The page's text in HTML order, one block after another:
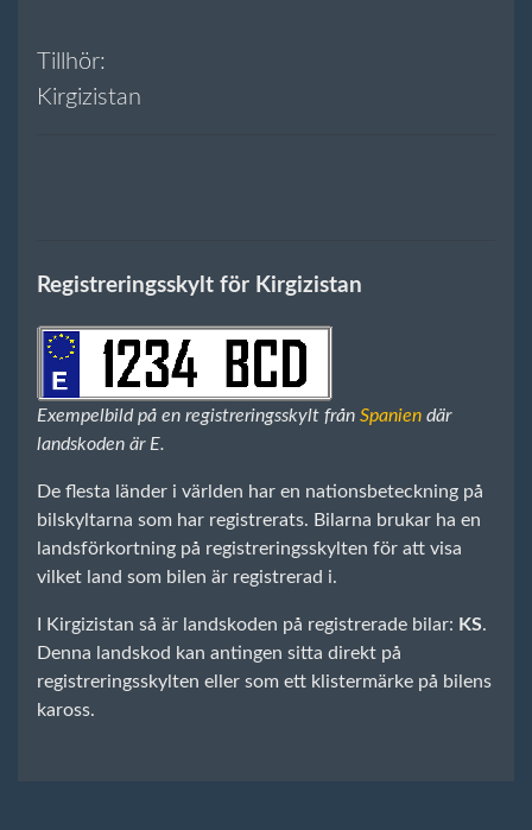
Tillhör:
Kirgizistan
Registreringsskylt för Kirgizistan
Exempelbild på en registreringsskylt från Spanien där
landskoden är E.
De flesta länder i världen har en nationsbeteckning på
bilskyltarna som har registrerats. Bilarna brukar ha en
landsförkortning på registreringsskylten för att visa
vilket land som bilen är registrerad i.
I Kirgizistan så är landskoden på registrerade bilar: KS.
Denna landskod kan antingen sitta direkt på
registreringsskylten eller som ett klistermärke på bilens
kaross.